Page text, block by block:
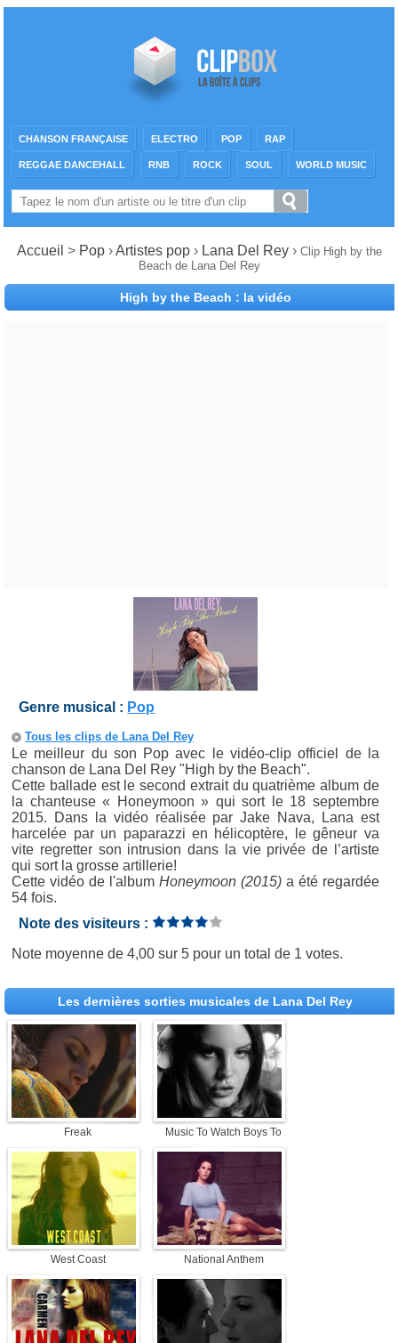
CHANSON FRANÇAISE ELECTRO POP RAP
REGGAE DANCEHALL RNB ROCK SOUL WORLD MUSIC
Accueil > Pop ›Artistes pop› Lana Del Rey › Clip High by the
Beach de Lana Del Rey
High by the Beach : la vidéo
Genre musical : Pop
Tous les clips de Lana Del Rey
Le meilleur du son Pop avec le vidéo-clip officiel de la
chanson de Lana Del Rey "High by the Beach".
Cette ballade est le second extrait du quatrième album de
la chanteuse « Honeymoon » qui sort le 18 septembre
2015. Dans la vidéo réalisée par Jake Nava, Lana est
harcelée par un paparazzi en hélicoptère, le gêneur va
vite regretter son intrusion dans la vie privée de l’artiste
qui sort la grosse artillerie!
Cette vidéo de l'album Honeymoon (2015)a été regardée
54 fois.
Note des visiteurs :
Note moyenne de4,00 sur5 pour un total de 1 votes.
Les dernières sorties musicales de Lana Del Rey
Freak Music To Watch Boys To
West Coast National Anthem